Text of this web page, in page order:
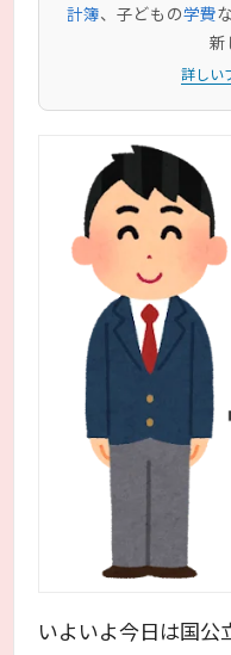
計簿、子どもの学費
新
詳しい
いよいよ今日は国公